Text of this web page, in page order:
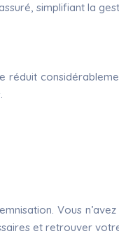
simplifiant la
Vous
et retrouver